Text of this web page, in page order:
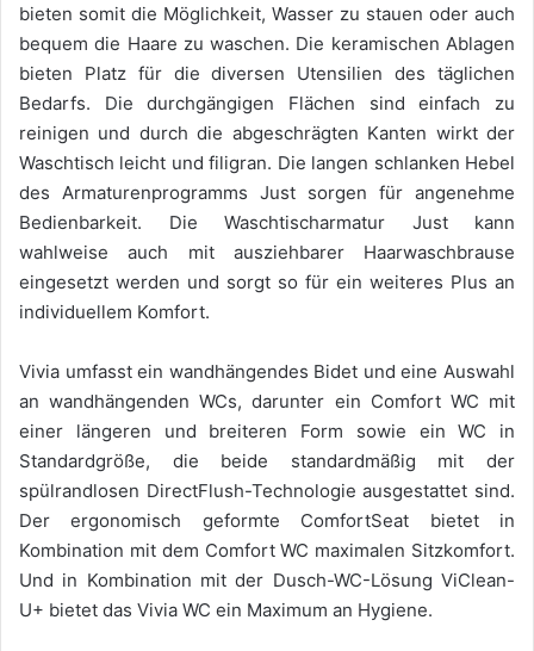
bieten somit die Möglichkeit, Wasser zu stauen oder auch
bequem die Haare zu waschen. Die keramischen Ablagen
bieten Platz für die diversen Utensilien des täglichen
Bedarfs. Die durchgängigen Flächen sind einfach zu
reinigen und durch die abgeschrägten Kanten wirkt der
Waschtisch leicht und filigran. Die langen schlanken Hebel
des Armaturenprogramms Just sorgen für angenehme
Bedienbarkeit. Die Waschtischarmatur Just kann
wahlweise auch mit ausziehbarer Haarwaschbrause
eingesetzt werden und sorgt so für ein weiteres Plus an
individuellem Komfort.
Vivia umfasst ein wandhängendes Bidet und eine Auswahl
an wandhängenden WCs, darunter ein Comfort WC mit
einer längeren und breiteren Form sowie ein WC in
Standardgröße, die beide standardmäßig mit der
spülrandlosen DirectFlush-Technologie ausgestattet sind.
Der ergonomisch geformte ComfortSeat bietet in
Kombination mit dem Comfort WC maximalen Sitzkomfort.
Und in Kombination mit der Dusch-WC-Lösung ViClean-
U+ bietet das Vivia WC ein Maximum an Hygiene.